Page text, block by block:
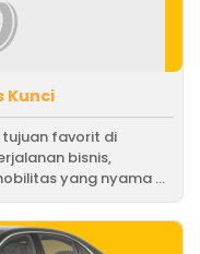
Kunci
favorit di
bisnis,
yang nyama ...